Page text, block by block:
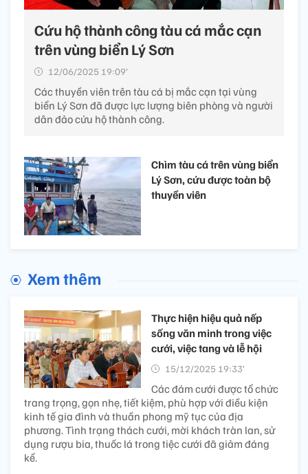
Cứu hộ thành công tàu cá mắc cạn
trên vùng biển Lý Sơn
12/06/2025 19:09’
Các thuyền viên trên tàu cá bị mắc cạn tại vùng
biển Lý Sơn đã được lực lượng biên phòng và người
dân đảo cứu hộ thành công.
Chìm tàu cá trên vùng biển
Lý Sơn, cứu được toàn bộ
thuyền viên
Xem thêm
Thực hiện hiệu quả nếp
sống văn minh trong việc
cưới, việc tang và lễ hội
15/12/2025 19:33’
Các đám cưới được tổ chức
trang trọng, gọn nhẹ, tiết kiệm, phù hợp với điều kiện
kinh tế gia đình và thuần phong mỹ tục của địa
phương. Tình trạng thách cưới, mời khách tràn lan, sử
dụng rượu bia, thuốc lá trong tiệc cưới đã giảm đáng
kể.